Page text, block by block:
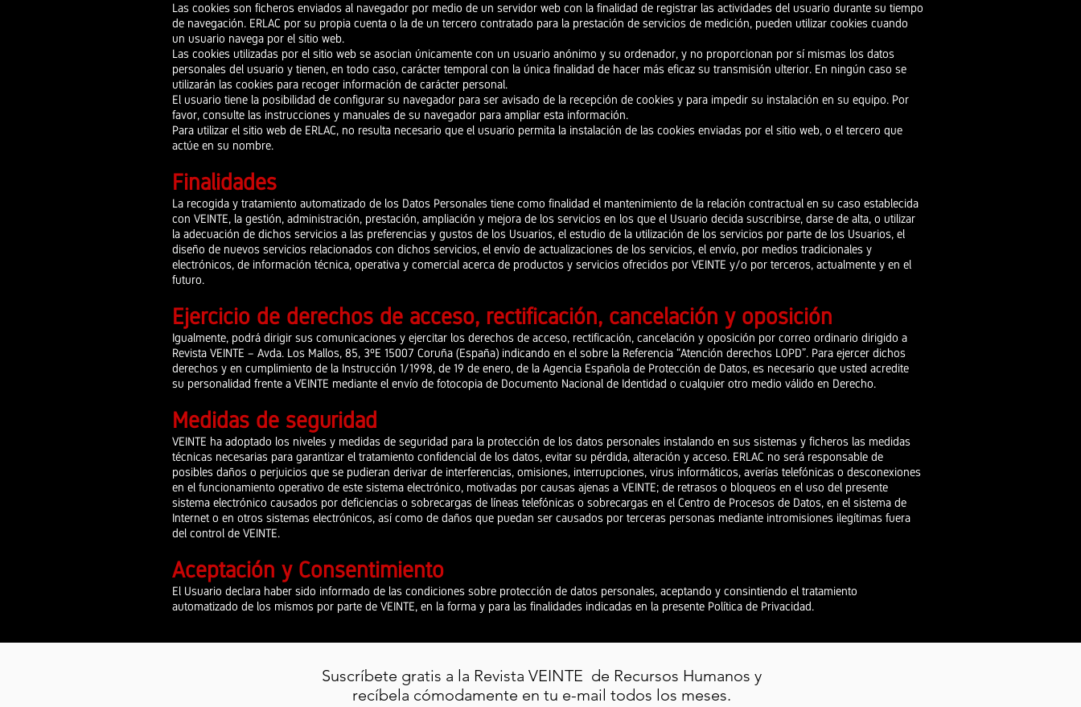
Las cookies son ficheros enviados al navegador por medio de un servidor web con la finalidad de registrar las actividades del usuario durante su tiempo
de navegación. ERLAC por su propia cuenta o la de un tercero contratado para la prestación de servicios de medición, pueden utilizar cookies cuando
un usuario navega por el sitio web.
Las cookies utilizadas por el sitio web se asocian únicamente con un usuario anónimo y su ordenador, y no proporcionan por sí mismas los datos
personales del usuario y tienen, en todo caso, carácter temporal con la única finalidad de hacer más eficaz su transmisión ulterior. En ningún caso se
utilizarán las cookies para recoger información de carácter personal.
El usuario tiene la posibilidad de configurar su navegador para ser avisado de la recepción de cookies y para impedir su instalación en su equipo. Por
favor, consulte las instrucciones y manuales de su navegador para ampliar esta información.
Para utilizar el sitio web de ERLAC, no resulta necesario que el usuario permita la instalación de las cookies enviadas por el sitio web, o el tercero que
actúe en su nombre.
Finalidades
La recogida y tratamiento automatizado de los Datos Personales tiene como finalidad el mantenimiento de la relación contractual en su caso establecida
con VEINTE, la gestión, administración, prestación, ampliación y mejora de los servicios en los que el Usuario decida suscribirse, darse de alta, o utilizar
la adecuación de dichos servicios a las preferencias y gustos de los Usuarios, el estudio de la utilización de los servicios por parte de los Usuarios, el
diseño de nuevos servicios relacionados con dichos servicios, el envío de actualizaciones de los servicios, el envío, por medios tradicionales y
electrónicos, de información técnica, operativa y comercial acerca de productos y servicios ofrecidos por VEINTE y/o por terceros, actualmente y en el
futuro.
Ejercicio de derechos de acceso, rectificación, cancelación y oposición
Igualmente, podrá dirigir sus comunicaciones y ejercitar los derechos de acceso, rectificación, cancelación y oposición por correo ordinario dirigido a
Revista VEINTE – Avda. Los Mallos, 85, 3ºE 15007 Coruña (España) indicando en el sobre la Referencia “Atención derechos LOPD”. Para ejercer dichos
derechos y en cumplimiento de la Instrucción 1/1998, de 19 de enero, de la Agencia Española de Protección de Datos, es necesario que usted acredite
su personalidad frente a VEINTE mediante el envío de fotocopia de Documento Nacional de Identidad o cualquier otro medio válido en Derecho.
Medidas de seguridad
VEINTE ha adoptado los niveles y medidas de seguridad para la protección de los datos personales instalando en sus sistemas y ficheros las medidas
técnicas necesarias para garantizar el tratamiento confidencial de los datos, evitar su pérdida, alteración y acceso. ERLAC no será responsable de
posibles daños o perjuicios que se pudieran derivar de interferencias, omisiones, interrupciones, virus informáticos, averías telefónicas o desconexiones
en el funcionamiento operativo de este sistema electrónico, motivadas por causas ajenas a VEINTE; de retrasos o bloqueos en el uso del presente
sistema electrónico causados por deficiencias o sobrecargas de líneas telefónicas o sobrecargas en el Centro de Procesos de Datos, en el sistema de
Internet o en otros sistemas electrónicos, así como de daños que puedan ser causados por terceras personas mediante intromisiones ilegítimas fuera
del control de VEINTE.
Aceptación y Consentimiento
El Usuario declara haber sido informado de las condiciones sobre protección de datos personales, aceptando y consintiendo el tratamiento
automatizado de los mismos por parte de VEINTE, en la forma y para las finalidades indicadas en la presente Política de Privacidad.
Suscríbete gratis a la Revista VEINTE de Recursos Humanos y
recíbela cómodamente en tu e-mail todos los meses.